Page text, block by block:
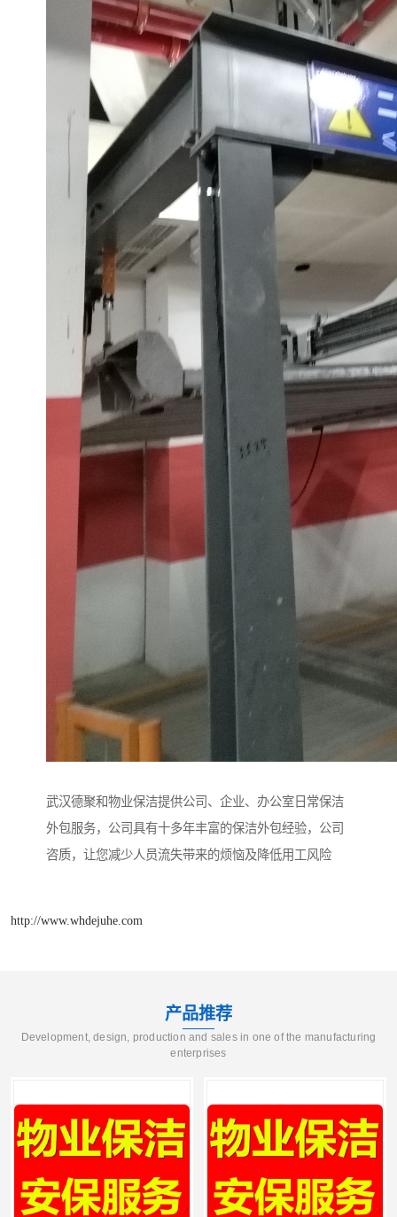
武汉德聚和物业保洁提供公司、企业、办公室日常保洁
外包服务，公司具有十多年丰富的保洁外包经验，公司
咨质，让您减少人员流失带来的烦恼及降低用工风险
http://www.whdejuhe.com
产品推荐
Development, design, production and sales in one of the manufacturing
enterprises